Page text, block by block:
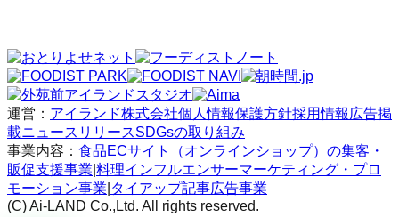
運営： アイランド株式会社個人情報保護方針採用情報 広告掲
載ニュースリリースSDGsの取り組み
事業内容： 食品ECサイト（オンラインショップ）の集客・
販促支援事業 料理インフルエンサーマーケティング・プロ
モーション事業 タイアップ記事広告事業
(C) Ai-LAND Co.,Ltd. All rights reserved.